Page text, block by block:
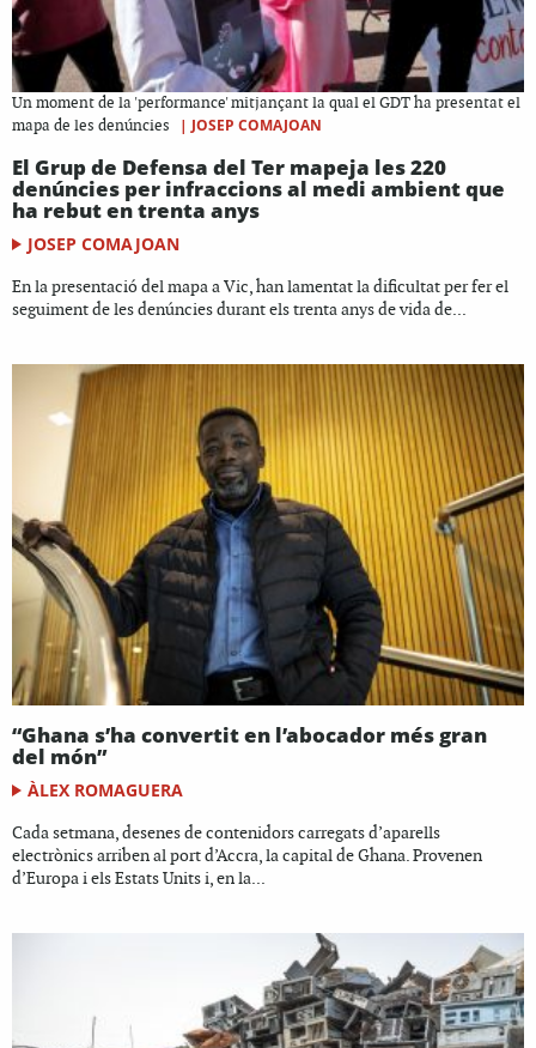
Un moment de la 'performance' mitjançant la qual el GDT ha presentat el
mapa de les denúncies
| JOSEP COMAJOAN
El Grup de Defensa del Ter mapeja les 220
denúncies per infraccions al medi ambient que
ha rebut en trenta anys
JOSEP COMAJOAN
En la presentació del mapa a Vic, han lamentat la dificultat per fer el
seguiment de les denúncies durant els trenta anys de vida de...
“Ghana s’ha convertit en l’abocador més gran
del món”
ÀLEX ROMAGUERA
Cada setmana, desenes de contenidors carregats d’aparells
electrònics arriben al port d’Accra, la capital de Ghana. Provenen
d’Europa i els Estats Units i, en la...